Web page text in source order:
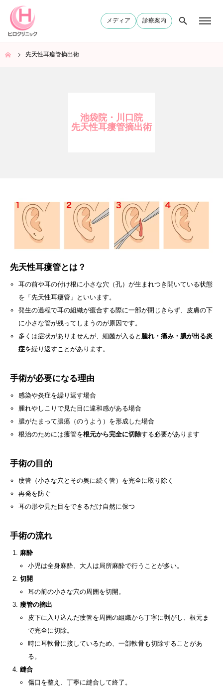
メディア 診療案内
先天性耳瘻管摘出術
池袋院・川口院
先天性耳瘻管摘出術
先天性耳瘻管とは？
耳の前や耳の付け根に小さな穴（孔）が生まれつき開いている状態
を「先天性耳瘻管」といいます。
発生の過程で耳の組織が癒合する際に一部が閉じきらず、皮膚の下
に小さな管が残ってしまうのが原因です。
多くは症状がありませんが、細菌が入ると 腫れ・痛み・膿が出る炎
症を繰り返すことがあります。
手術が必要になる理由
感染や炎症を繰り返す場合
腫れやしこりで見た目に違和感がある場合
膿がたまって膿瘍（のうよう）を形成した場合
根治のためには瘻管を根元から完全に切除する必要があります
手術の目的
瘻管（小さな穴とその奥に続く管）を完全に取り除く
再発を防ぐ
耳の形や見た目をできるだけ自然に保つ
手術の流れ
麻酔
小児は全身麻酔、大人は局所麻酔で行うことが多い。
切開
耳の前の小さな穴の周囲を切開。
瘻管の摘出
皮下に入り込んだ瘻管を周囲の組織から丁寧に剥がし、根元ま
で完全に切除。
時に耳軟骨に接しているため、一部軟骨も切除することがあ
る。
縫合
傷口を整え、丁寧に縫合して終了。